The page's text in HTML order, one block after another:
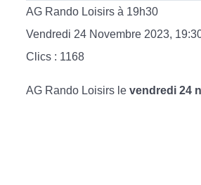
AG Rando Loisirs à 19h30
Vendredi 24 Novembre 2023,
Clics : 1168
AG Rando Loisirs le vendredi 24